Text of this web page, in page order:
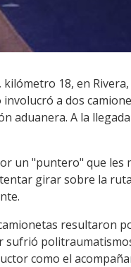
18, en
a dos
aduanera. A la
un "puntero" que les
girar sobre la
resultaron
sufrió
como el